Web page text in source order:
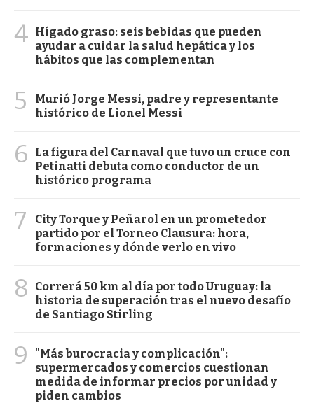
4 Hígado graso: seis bebidas que pueden
ayudar a cuidar la salud hepática y los
hábitos que las complementan
5
Murió Jorge Messi, padre y representante
histórico de Lionel Messi
6
La figura del Carnaval que tuvo un cruce con
Petinatti debuta como conductor de un
histórico programa
7
City Torque y Peñarol en un prometedor
partido por el Torneo Clausura: hora,
formaciones y dónde verlo en vivo
8
Correrá 50 km al día por todo Uruguay: la
historia de superación tras el nuevo desafío
de Santiago Stirling
9
"Más burocracia y complicación":
supermercados y comercios cuestionan
medida de informar precios por unidad y
piden cambios